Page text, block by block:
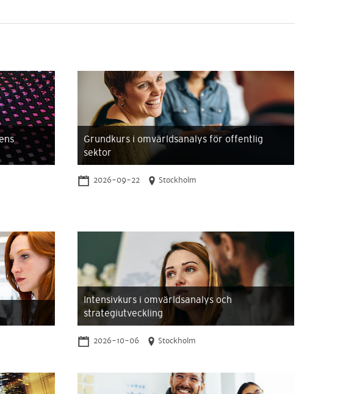
Grundkurs i omvärldsanalys för offentlig
sektor
2026-09-22 Stockholm
Intensivkurs i omvärldsanalys och
strategiutveckling
2026-10-06 Stockholm